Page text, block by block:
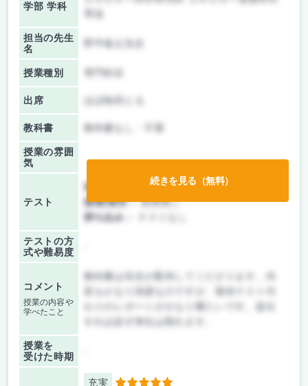
学部 学科
担当の先生
名
野平俊之先生
授業種別
出席 ほぼ毎回とる
教科書 教科書なし・不要
授業の雰囲
気
テスト
前期/中間：
レポートのみ
後期/期末：授業無し
持ち込み：
テストの方
式や難易度
コメント
授業の内容や
学べたこと
教科書は先生が配布してくださります。内
授業を
受けた時期
充実
続きを見る（無料）